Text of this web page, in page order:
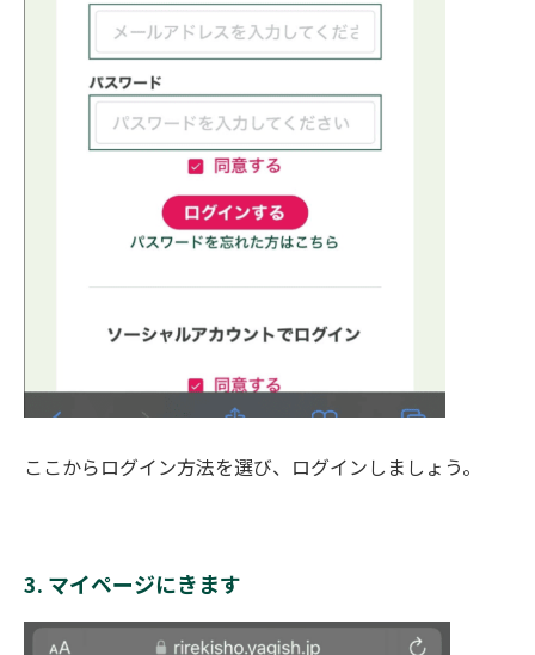
ここからログイン方法を選び、ログインしましょう。
3. マイページにきます